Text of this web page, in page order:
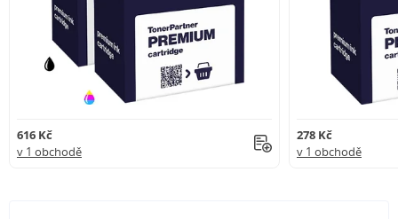
616 Kč
v 1 obchodě
278 Kč
v 1 obchodě